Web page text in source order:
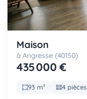
Maison
à Angresse (40150)
435 000 €
93 m² 4 pièces